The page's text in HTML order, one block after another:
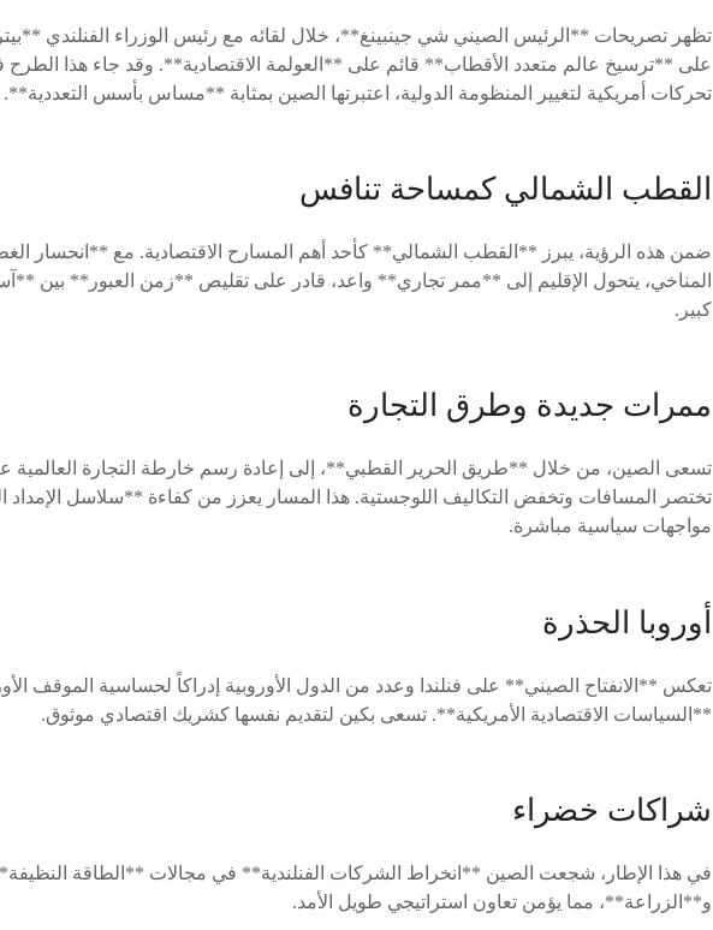
تظهر تصريحات **الرئيس الصيني شي جينبينغ**، خلال لقائه مع رئيس الوزراء الفنلندي
على **ترسيخ عالم متعدد الأقطاب** قائم على **العولمة الاقتصادية**. وقد جاء هذا
تحركات أمريكية لتغيير المنظومة الدولية، اعتبرتها الصين بمثابة **مساس بأسس التعددية**.
القطب الشمالي كمساحة تنافس
ضمن هذه الرؤية، يبرز **القطب الشمالي** كأحد أهم المسارح الاقتصادية. مع **انحسار
المناخي، يتحول الإقليم إلى **ممر تجاري** واعد، قادر على تقليص **زمن العبور** بين
كبير.
ممرات جديدة وطرق التجارة
تسعى الصين، من خلال **طريق الحرير القطبي**، إلى إعادة رسم خارطة التجارة
تختصر المسافات وتخفض التكاليف اللوجستية. هذا المسار يعزز من كفاءة **سلاسل الإمداد
مواجهات سياسية مباشرة.
أوروبا الحذرة
تعكس **الانفتاح الصيني** على فنلندا وعدد من الدول الأوروبية إدراكاً لحساسية الموقف
**السياسات الاقتصادية الأمريكية**. تسعى بكين لتقديم نفسها كشريك اقتصادي موثوق.
شراكات خضراء
في هذا الإطار، شجعت الصين **انخراط الشركات الفنلندية** في مجالات **الطاقة
و**الزراعة**، مما يؤمن تعاون استراتيجي طويل الأمد.